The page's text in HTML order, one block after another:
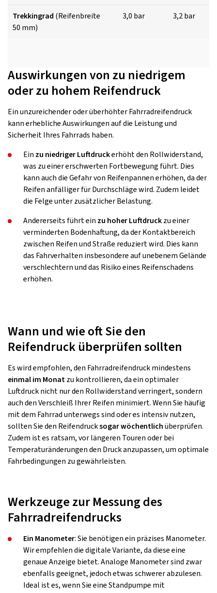
Trekkingrad (Reifenbreite
50 mm)
3,0 bar 3,2 bar
Auswirkungen von zu niedrigem
oder zu hohem Reifendruck
Ein unzureichender oder überhöhter Fahrradreifendruck
kann erhebliche Auswirkungen auf die Leistung und
Sicherheit Ihres Fahrrads haben.
Ein zu niedriger Luftdruckerhöht den Rollwiderstand,
was zu einer erschwerten Fortbewegung führt. Dies
kann auch die Gefahr von Reifenpannen erhöhen, da der
Reifen anfälliger für Durchschläge wird. Zudem leidet
die Felge unter zusätzlicher Belastung.
Andererseits führt ein zu hoher Luftdruckzu einer
verminderten Bodenhaftung, da der Kontaktbereich
zwischen Reifen und Straße reduziert wird. Dies kann
das Fahrverhalten insbesondere auf unebenem Gelände
verschlechtern und das Risiko eines Reifenschadens
erhöhen.
Wann und wie oft Sie den
Reifendruck überprüfen sollten
Es wird empfohlen, den Fahrradreifendruck mindestens
einmal im Monatzu kontrollieren, da ein optimaler
Luftdruck nicht nur den Rollwiderstand verringert, sondern
auch den Verschleiß Ihrer Reifen minimiert. Wenn Sie häufig
mit dem Fahrrad unterwegs sind oder es intensiv nutzen,
sollten Sie den Reifendrucksogar wöchentlichüberprüfen.
Zudem ist es ratsam, vor längeren Touren oder bei
Temperaturänderungen den Druck anzupassen, um optimale
Fahrbedingungen zu gewährleisten.
Werkzeuge zur Messung des
Fahrradreifendrucks
Ein Manometer: Sie benötigen ein präzises Manometer.
Wir empfehlen die digitale Variante, da diese eine
genaue Anzeige bietet. Analoge Manometer sind zwar
ebenfalls geeignet, jedoch etwas schwerer abzulesen.
Ideal ist es, wenn Sie eine Standpumpe mit